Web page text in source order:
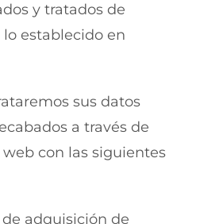
y tratados de
establecido en
sus datos
a través de
con las siguientes
de adquisición de